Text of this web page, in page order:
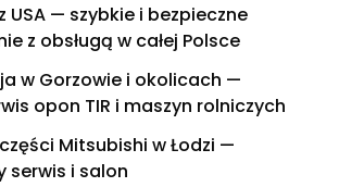
USA — szybkie i bezpieczne
z obsługą w całej Polsce
w Gorzowie i okolicach —
opon TIR i maszyn rolniczych
Mitsubishi w Łodzi —
serwis i salon